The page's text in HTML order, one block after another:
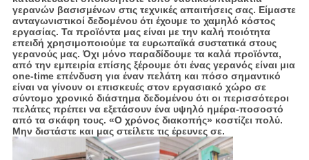
γερανών βασισμένων στις τεχνικές απαιτήσεις σας. Είμαστε
ανταγωνιστικοί δεδομένου ότι έχουμε το χαμηλό κόστος
εργασίας. Τα προϊόντα μας είναι με την καλή ποιότητα
επειδή χρησιμοποιούμε τα ευρωπαϊκά συστατικά στους
γερανούς μας. Όχι μόνο παραδίδουμε τα καλά προϊόντα,
από την εμπειρία επίσης ξέρουμε ότι ένας γερανός είναι μια
one-time επένδυση για έναν πελάτη και πόσο σημαντικό
είναι να γίνουν οι επισκευές στον εργασιακό χώρο σε
σύντομο χρονικό διάστημα δεδομένου ότι οι περισσότεροι
πελάτες πρέπει να εξετάσουν ένα υψηλό ημέρα-ποσοστό
από τα σκάφη τους. «Ο χρόνος διακοπής» κοστίζει πολύ.
Μην διστάστε και μας στείλετε τις έρευνες σε.